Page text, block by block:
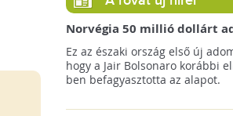
Norvégia 50 millió dollárt
a brazil Amazonas-alapnak a
erdőirtás miatt
Ez az északi ország első új
hogy a Jair Bolsonaro korábbi
ben befagyasztotta az alapot.